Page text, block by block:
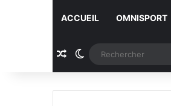
ACCUEIL OMNISPORT
Article Aléatoire
Switch skin